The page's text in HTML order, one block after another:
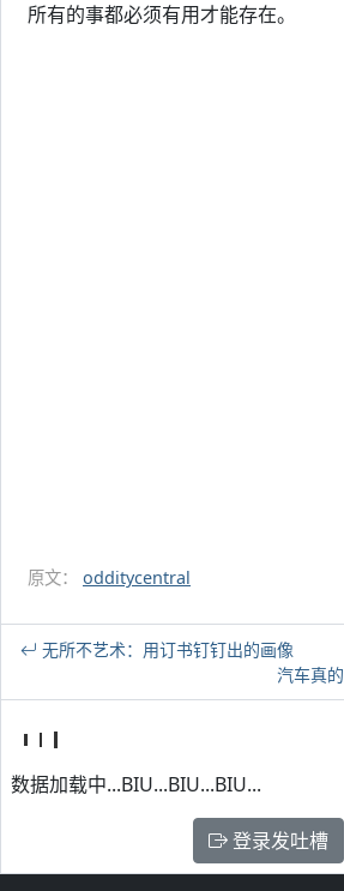
所有的事都必须有用才能存在。
原文： odditycentral
无所不艺术：用订书钉钉出的画像
汽车真
数据加载中...BIU...BIU...BIU...
登录发吐槽